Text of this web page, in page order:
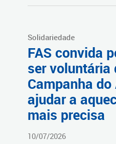
Solidariedade
FAS convida
ser voluntária
Campanha
ajudar a
mais precisa
10/07/2026